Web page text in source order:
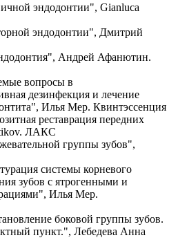
эндодонтии", Gianluca
эндодонтии", Дмитрий
Андрей Афанютин.
вопросы в
дезинфекция и лечение
Илья Мер. Квинтэссенция
реставрация передних
ЛАКС
группы зубов",
системы корневого
зубов с ятрогенными и
Илья Мер.
боковой группы зубов.
пункт.", Лебедева Анна